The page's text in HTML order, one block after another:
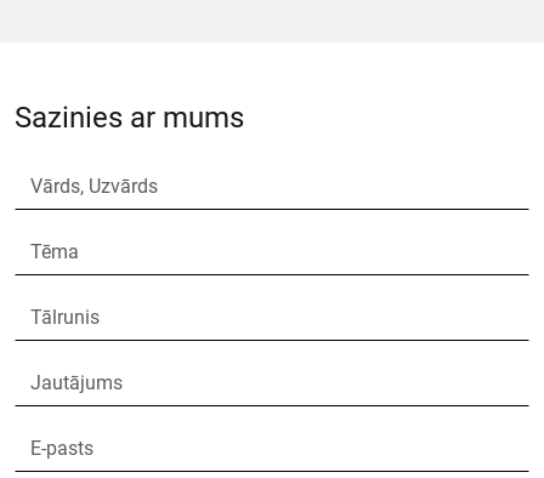
Sazinies ar mums